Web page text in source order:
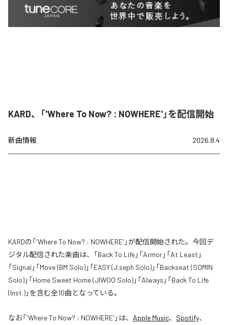
KARD、「'Where To Now? : NOWHERE'」を配信開始
新曲情報 2026.8.4
KARDの「'Where To Now? : NOWHERE'」が配信開始された。今回デ
ジタル配信された楽曲は、「Back To Life」「Armor」「At Least」
「Signal」「Move (BM Solo)」「EASY (J.seph Solo)」「Backseat (SOMIN
Solo)」「Home Sweet Home (JIWOO Solo)」「Always」「Back To Life
(Inst.)」を含む全10曲となっている。
なお「'Where To Now? : NOWHERE' 」は、 Apple Music、 Spotify、